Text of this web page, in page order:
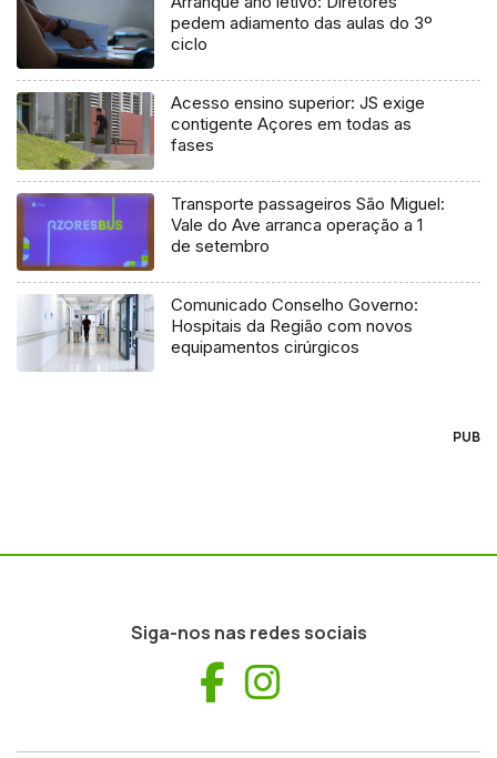
pedem adiamento das aulas do 3º
ciclo
Acesso ensino superior: JS exige
contigente Açores em todas as
fases
Transporte passageiros São Miguel:
Vale do Ave arranca operação a 1
de setembro
Comunicado Conselho Governo:
Hospitais da Região com novos
equipamentos cirúrgicos
PUB
Siga-nos nas redes sociais
Facebook